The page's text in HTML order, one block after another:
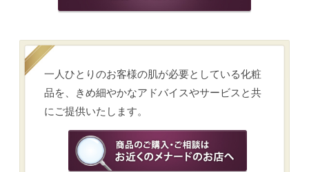
ご利用条件 SNS利用規約
個人情報の取扱い お問い合わせ